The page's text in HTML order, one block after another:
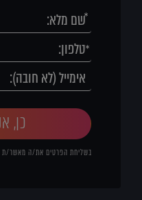
כן,
בשליחת הפרטים את/ה מאשר/